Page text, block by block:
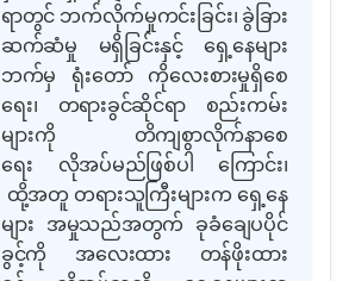
ရာတွင် ဘက်လိုက်မှုကင်းခြင်း၊ ခွဲခြား
ဆက်ဆံမှု မရှိခြင်းနှင့် ရှေ့နေများ
ဘက်မှ ရုံးတော် ကိုလေးစားမှုရှိစေ
ရေး၊ တရားခွင်ဆိုင်ရာ စည်းကမ်း
များကို တိကျစွာလိုက်နာစေ
ရေး လိုအပ်မည်ဖြစ်ပါ ကြောင်း၊
ထို့အတူ တရားသူကြီးများက ရှေ့နေ
များ အမှုသည်အတွက် ခုခံချေပပိုင်
ခွင့်ကို အလေးထား တန်ဖိုးထား